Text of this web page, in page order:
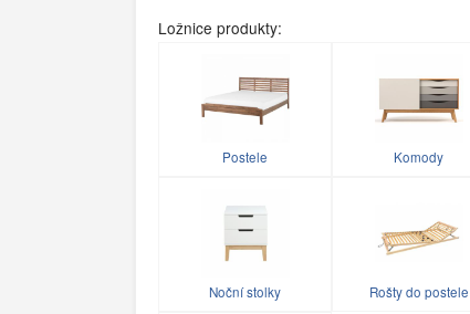
Ložnice produkty:
Postele Komody
Noční stolky Rošty do postele